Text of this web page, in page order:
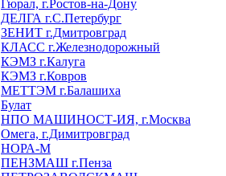
Гюрал, г.Ростов-на-Дону
ДЕЛГА г.С.Петербург
ЗЕНИТ г.Дмитровград
КЛАСС г.Железнодорожный
КЭМЗ г.Калуга
КЭМЗ г.Ковров
МЕТТЭМ г.Балашиха
Булат
НПО МАШИНОСТ-ИЯ, г.Москва
Омега, г.Димитровград
НОРА-М
ПЕНЗМАШ г.Пенза